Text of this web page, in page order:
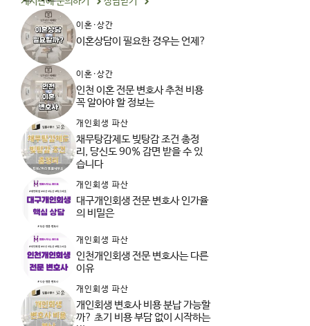
이혼·상간
이혼상담이 필요한 경우는 언제?
이혼·상간
인천 이혼 전문 변호사 추천 비용
꼭 알아야 할 정보는
개인회생 파산
채무탕감제도 빚탕감 조건 총정
리, 당신도 90% 감면 받을 수 있
습니다
개인회생 파산
대구개인회생 전문 변호사 인가율
의 비밀은
개인회생 파산
인천개인회생 전문 변호사는 다른
이유
개인회생 파산
개인회생 변호사 비용 분납 가능할
까? 초기 비용 부담 없이 시작하는